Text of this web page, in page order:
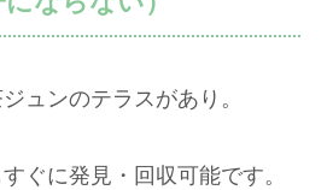
ュンのテラスがあり。
ぐに発見・回収可能です。